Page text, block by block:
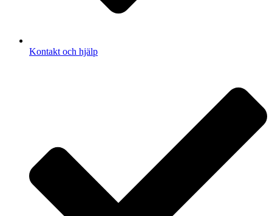
Kontakt och hjälp